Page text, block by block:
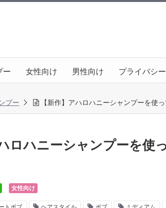
ー 女性向け 男性向け プライバシ
プー 【新作】アハロハニーシャンプーを使
ロハニーシャンプーを使
女性向け